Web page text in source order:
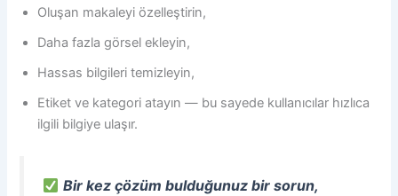
Oluşan makaleyi özelleştirin,
Daha fazla görsel ekleyin,
Hassas bilgileri temizleyin,
Etiket ve kategori atayın — bu sayede kullanıcılar hızlıca
ilgili bilgiye ulaşır.
Bir kez çözüm bulduğunuz bir sorun,